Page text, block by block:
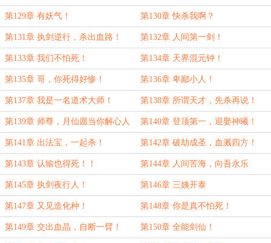
第129章 有妖气！ 第130章 快杀我啊？
第131章 执剑逆行，杀出血路！ 第132章 人间第一剑！
第133章 我们不怕死！ 第134章 天界混元钟！
第135章 哥，你死得好惨！ 第136章 卑鄙小人！
第137章 我是一名道术大师！ 第138章 所谓天才，先杀再说！
第139章 师尊，月仙愿当你解心人 第140章 登顶第一，迎娶神曦！
第141章 出法宝，一起杀！ 第142章 破劫成圣，血溅四方！
第143章 认输也得死！！ 第144章 人间苦海，向吾永乐
第145章 执剑夜行人！ 第146章 三姨开泰
第147章 又见造化种！ 第148章 你是真不怕死！
第149章 交出血晶，自断一臂！ 第150章 全能剑仙！